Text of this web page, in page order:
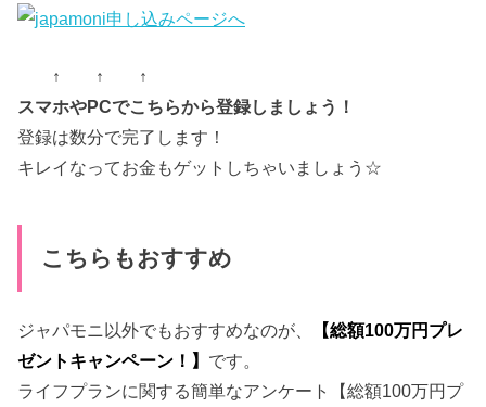
↑ ↑ ↑
スマホやPCでこちらから登録しましょう！
登録は数分で完了します！
キレイなってお金もゲットしちゃいましょう☆
こちらもおすすめ
ジャパモニ以外でもおすすめなのが、
【総額100万円プレ
ゼントキャンペーン！】 です。
ライフプランに関する簡単なアンケート【総額100万円プ